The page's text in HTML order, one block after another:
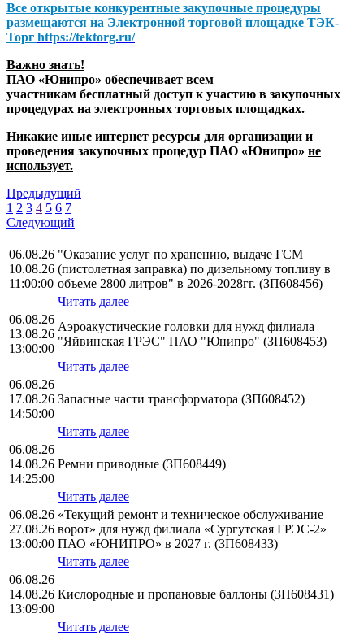
Все открытые конкурентные закупочные процедуры
размещаются на Электронной торговой площадке ТЭК-
Торг https://tektorg.ru/
Важно знать!
ПАО «Юнипро» обеспечивает всем
участникам бесплатный доступ к участию в закупочных
процедурах на электронных торговых площадках.
Никакие иные интернет ресурсы для организации и
проведения закупочных процедур ПАО «Юнипро» не
использует.
Предыдущий
1 2 3 4 5 6 7
Следующий
06.08.26
10.08.26
11:00:00
"Оказание услуг по хранению, выдаче ГСМ
(пистолетная заправка) по дизельному топливу в
объеме 2800 литров" в 2026-2028гг. (ЗП608456)
Читать далее
06.08.26
13.08.26
13:00:00
Аэроакустические головки для нужд филиала
"Яйвинская ГРЭС" ПАО "Юнипро" (ЗП608453)
Читать далее
06.08.26
17.08.26
14:50:00
Запасные части трансформатора (ЗП608452)
Читать далее
06.08.26
14.08.26
14:25:00
Ремни приводные (ЗП608449)
Читать далее
06.08.26
27.08.26
13:00:00
«Текущий ремонт и техническое обслуживание
ворот» для нужд филиала «Сургутская ГРЭС-2»
ПАО «ЮНИПРО» в 2027 г. (ЗП608433)
Читать далее
06.08.26
14.08.26
13:09:00
Кислородные и пропановые баллоны (ЗП608431)
Читать далее